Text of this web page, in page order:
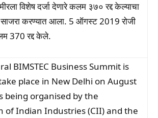
विशेष दर्जा देणारे कलम ३७० रद्द केल्याचा
साजरा करण्यात आला. 5 ऑगस्ट 2019 रोजी
370 रद्द केले.
BIMSTEC Business Summit is
place in New Delhi on August
being organised by the
of Indian Industries (CII) and the